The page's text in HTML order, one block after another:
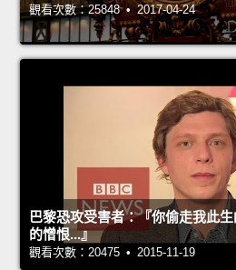
觀看次數：25848 • 2017-04-24
巴黎恐攻受害者：『你偷走我此
的憎恨...』
觀看次數：20475 • 2015-11-19